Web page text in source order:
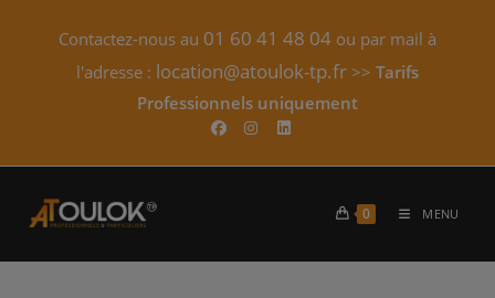
Contactez-nous au 01 60 41 48 04 ou par mail à
l'adresse : location@atoulok-tp.fr >> Tarifs
Professionnels uniquement​
0 MENU